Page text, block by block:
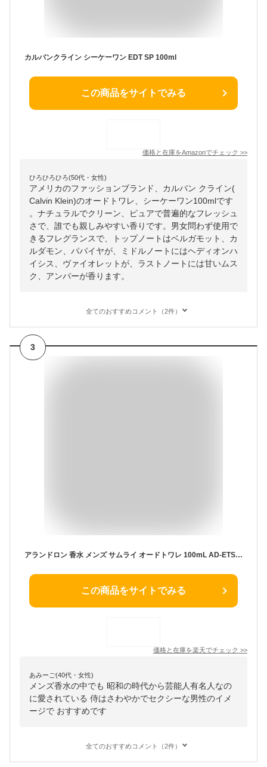
カルバンクライン シーケーワン EDT SP 100ml
この商品をサイトでみる
価格と在庫をAmazonでチェック >>
ひろひろひろ(50代・女性)
アメリカのファッションブランド、カルバン クライン(
Calvin Klein)のオードトワレ、シーケーワン100mlです
。ナチュラルでクリーン、ピュアで普遍的なフレッシュ
さで、誰でも親しみやすい香りです。男女問わず使用で
きるフレグランスで、トップノートはベルガモット、カ
ルダモン、パパイヤが、ミドルノートにはヘディオンハ
イシス、ヴァイオレットが、ラストノートには甘いムス
ク、アンバーが香ります。
全てのおすすめコメント（2件）
3
アランドロン 香水 メンズ サムライ オードトワレ 100mL AD-ETSP-100 フレグランス 誕生日 新生活 クリスマス プレゼント ギフト
この商品をサイトでみる
価格と在庫を楽天でチェック >>
あみーご(40代・女性)
メンズ香水の中でも 昭和の時代から芸能人有名人なの
に愛されている 侍はさわやかでセクシーな男性のイメ
ージで おすすめです
全てのおすすめコメント（2件）